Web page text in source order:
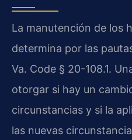
La manutención de los
determina por las
Va. Code § 20-108.1.
otorgar si hay un
circunstancias y si la
las nuevas